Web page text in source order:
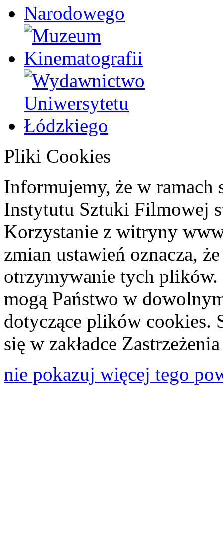
Pliki Cookies
Informujemy, że w ramach
Instytutu Sztuki Filmowej
Korzystanie z witryny
zmian ustawień oznacza,
otrzymywanie tych plików.
mogą Państwo w
dotyczące plików cookies.
się w zakładce
nie pokazuj więcej tego